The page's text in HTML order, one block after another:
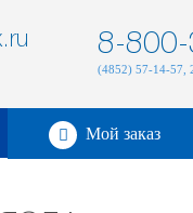
8-
(4852) 57-14-57,
Мой заказ